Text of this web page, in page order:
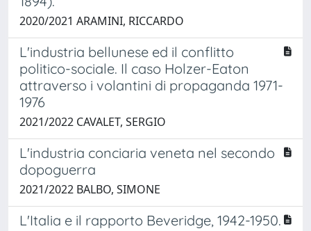
2020/2021 ARAMINI, RICCARDO
L'industria bellunese ed il conflitto
politico-sociale. Il caso Holzer-Eaton
attraverso i volantini di propaganda 1971-
1976
2021/2022 CAVALET, SERGIO
L'industria conciaria veneta nel secondo
dopoguerra
2021/2022 BALBO, SIMONE
L'Italia e il rapporto Beveridge, 1942-1950.